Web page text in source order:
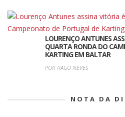
LOURENÇO ANTUNES
QUARTA RONDA DO
KARTING EM BALTAR
POR TIAGO NEVES
NOTA DA